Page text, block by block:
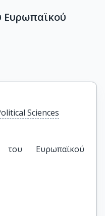
Ευρωπαϊκού
Sciences
Ευρωπαϊκού